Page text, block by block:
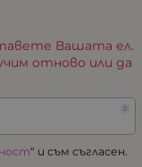
Вашата ел.
отново или да
“ и съм съгласен.